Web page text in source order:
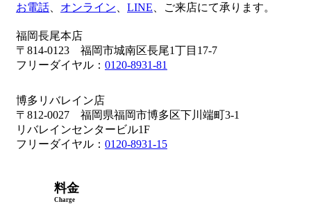
お電話
オンライン LINE 、ご来店にて承ります。
福岡長尾本店
〒814-0123 福岡市城南区長尾1丁目17-7
フリーダイヤル： 0120-8931-81
博多リバレイン店
〒812-0027 福岡県福岡市博多区下川端町3-1
リバレインセンタービル1F
フリーダイヤル： 0120-8931-15
料金
Charge